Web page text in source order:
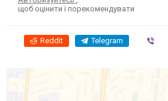
щоб оцінити і порекомендувати
Reddit Telegram